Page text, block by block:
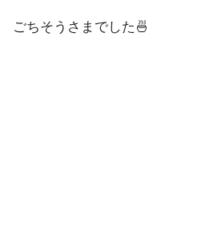
ごちそうさまでした🍜